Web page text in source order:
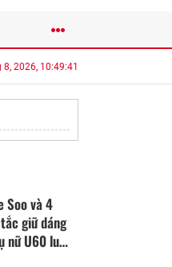
Nhớ vợ trẻ xin nghỉ làm
2026, 10:49:43
Soo và 4
giữ dáng
nữ U60 luôn